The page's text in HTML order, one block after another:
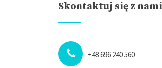
Skontaktuj się z nami
+48 696 240 560